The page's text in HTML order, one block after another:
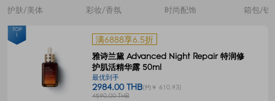
护肤/美体 彩妆/香氛 时尚配饰 箱包/钱
满6888享6.5折
雅诗兰黛 Advanced Night Repair 特润修
护肌活精华露 50ml
最优到手
2984.00 THB(约￥ 610.93)
4590.00 THB
TOP
1